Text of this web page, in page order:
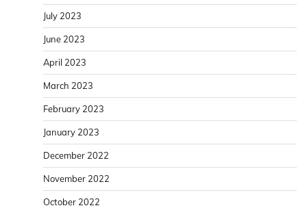
July 2023
June 2023
April 2023
March 2023
February 2023
January 2023
December 2022
November 2022
October 2022